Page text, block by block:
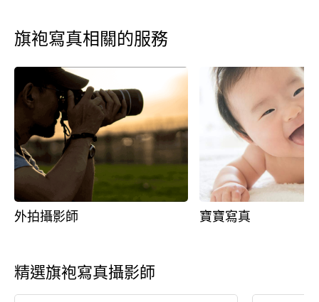
旗袍寫真相關的服務
外拍攝影師 寶寶寫真
精選旗袍寫真攝影師